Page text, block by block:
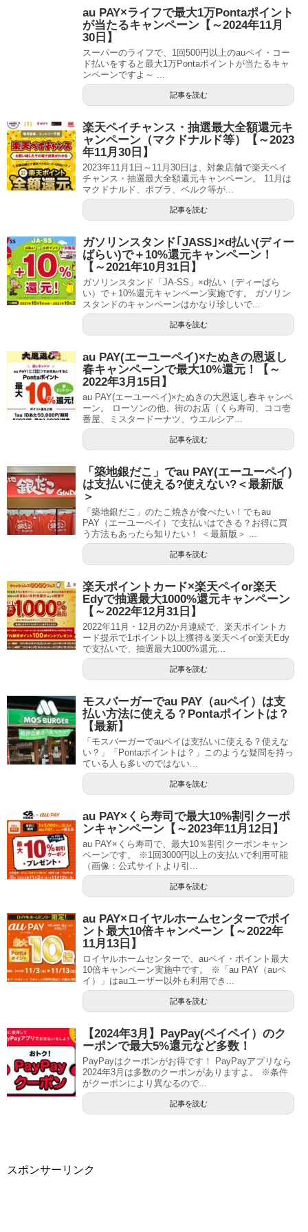
au PAY×ライフで最大1万Pontaポイント
が当たるキャンペーン【～2024年11月
30日】
スーパーのライフで、1回500円以上のauペイ・コー
ド払いをすると最大1万Pontaポイントが当たるキャ
ンペーンですよ～ ...
記事を読む
楽天ペイチャンス・抽選最大全額還元キ
ャンペーン（マクドナルド等）【～2023
年11月30日】
2023年11月1日～11月30日は、対象店舗で楽天ペイ
チャンス・抽選最大全額還元キャンペーン。 11月は
マクドナルド、ポプラ、ベルク等が...
記事を読む
ガソリンスタンド｢JASS｣×d払い(ディー
ばらい)で＋10%還元キャンペーン！
【～2021年10月31日】
ガソリンスタンド「JA-SS」×d払い（ディーばら
い）で＋10%還元キャンペーン実施です。 ガソリン
スタンドのキャンペーンはかなり珍しいで...
記事を読む
au PAY(エーユーペイ)×たぬきの恩返し
春キャンペーンで最大10%還元！【～
2022年3月15日】
au PAY(エーユーペイ)×たぬきの大恩返し春キャンペ
ーン。 ローソンの他、街のお店（くら寿司、ココ壱
番屋、ミスタードーナツ、ウエルシア...
記事を読む
「築地銀だこ」でau PAY(エーユーペイ)
は支払いに使える?使えない?＜最新版
＞
「築地銀だこ」のたこ焼きが食べたい！でもau
PAY（エーユーペイ）で支払いはできる？お得に買
う方法もあったら知りたい！ ＜最新版＞ ...
記事を読む
楽天ポイントカード×楽天ペイor楽天
Edyで抽選最大1000%還元キャンペーン
【～2022年12月31日】
2022年11月・12月の2か月連続で、楽天ポイントカ
ード提示で1ポイント以上獲得＆楽天ペイor楽天Edy
で支払いで、抽選最大1000%還元...
記事を読む
モスバーガーでau PAY（auペイ）は支
払い方法に使える？Pontaポイントは？
【最新】
「モスバーガーでauペイは支払いに使える？使えな
い？」「Pontaポイントは？」このような疑問を持っ
ている人も多いのではない...
記事を読む
au PAY×くら寿司で最大10%割引クーポ
ンキャンペーン【～2023年11月12日】
au PAY×くら寿司で、最大10％割引クーポンキャン
ペーンです。 ※1回3000円以上の支払いで利用可能
（画像：公式サイトより引...
記事を読む
au PAY×ロイヤルホームセンターでポイ
ント最大10倍キャンペーン【～2022年
11月13日】
ロイヤルホームセンターで、auペイ・ポイント最大
10倍キャンペーン実施中です。 ※「au PAY（auペ
イ）」はauユーザー以外も利用でき...
記事を読む
【2024年3月】PayPay(ペイペイ）のク
ーポンで最大5%還元など多数！
PayPayはクーポンがお得です！ PayPayアプリなら
2024年3月は多数のクーポンがありますよ。 ※条件
がクーポンにより異なるので...
記事を読む
スポンサーリンク